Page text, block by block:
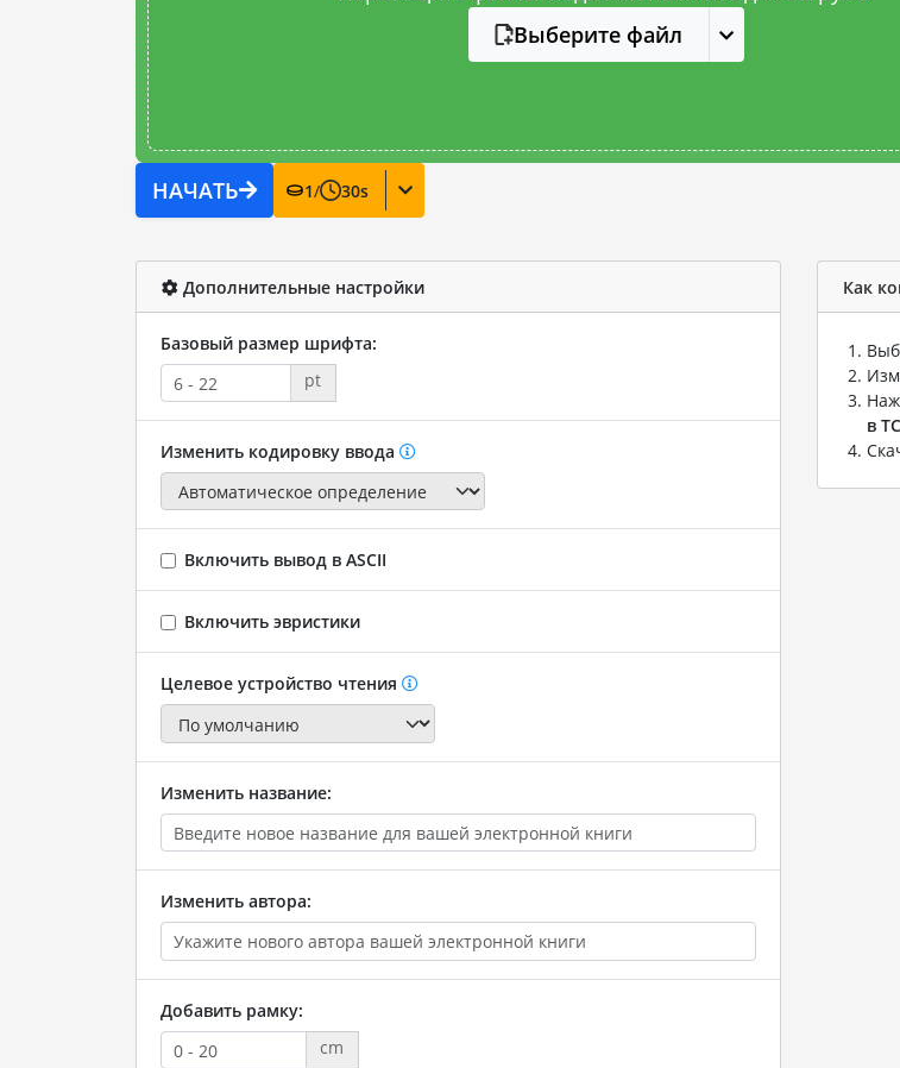
Выберите файл
НАЧАТЬ 1/ 30s
Дополнительные настройки
Базовый размер шрифта:
pt
Изменить кодировку ввода
Включить вывод в ASCII
Включить эвристики
Целевое устройство чтения
Изменить название:
Изменить автора:
Добавить рамку:
cm
Как
в